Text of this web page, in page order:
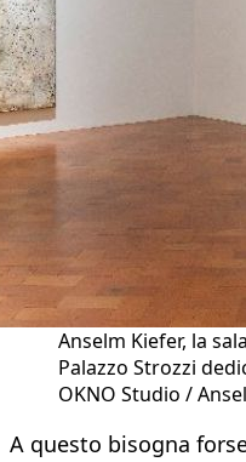
Anselm Kiefer, la
Palazzo Strozzi
OKNO Studio /
A questo bisogna